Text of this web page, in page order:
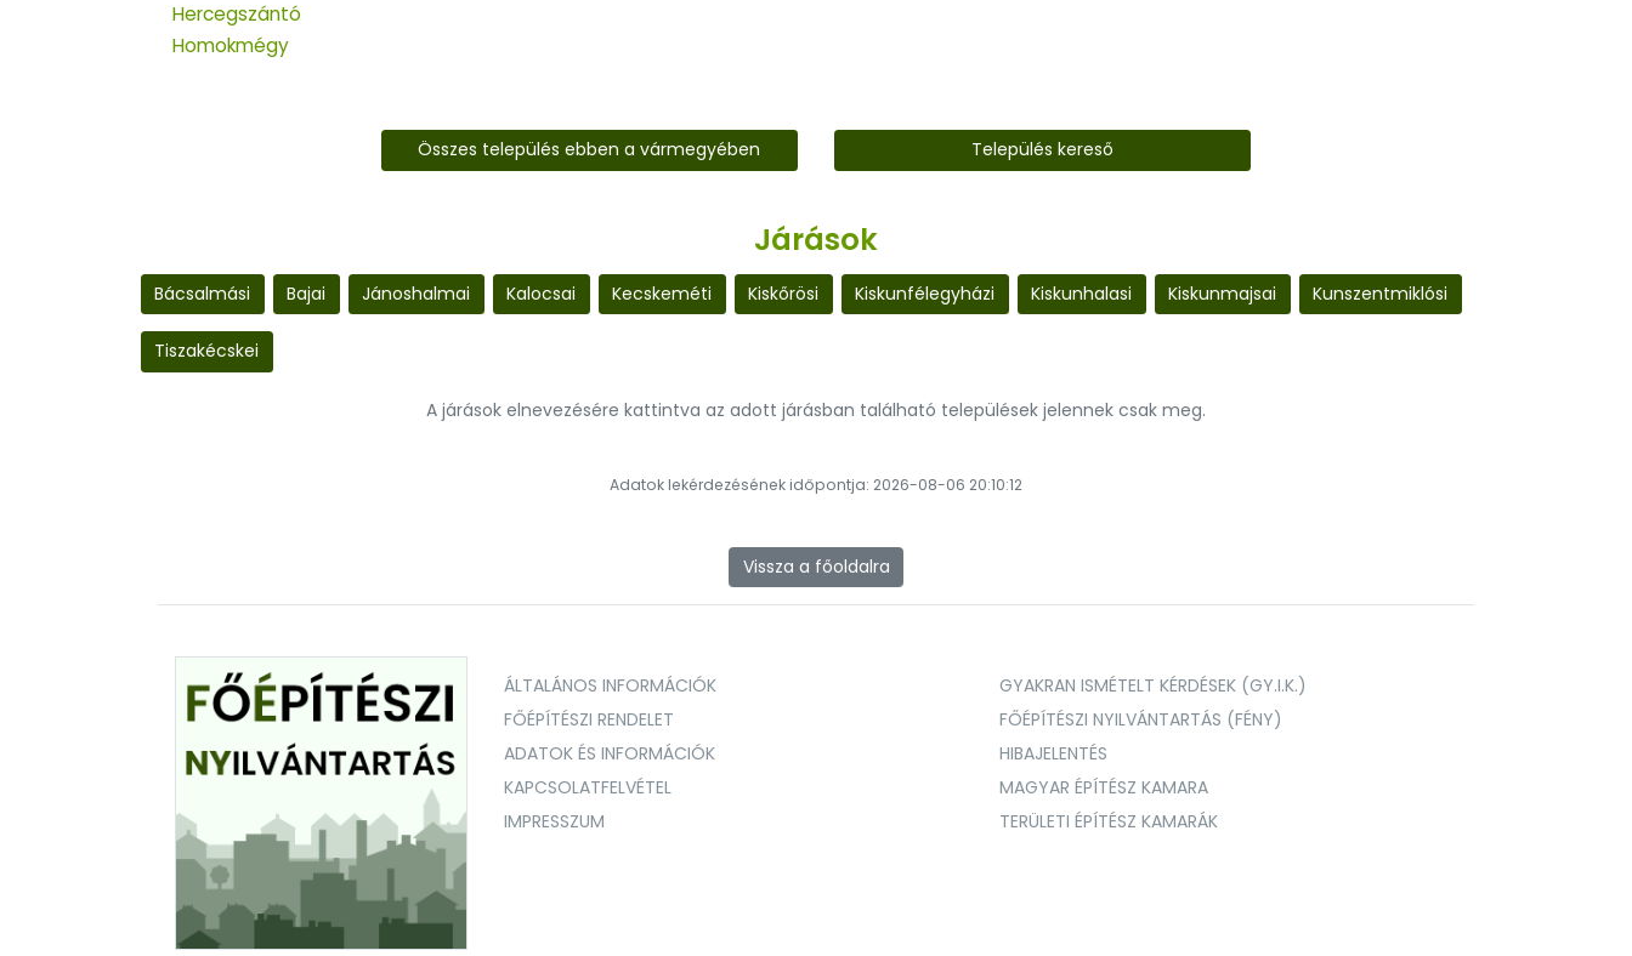
Hercegszántó
Homokmégy
Összes település ebben a vármegyében Település kereső
Járások
Bácsalmási Bajai Jánoshalmai Kalocsai Kecskeméti Kiskőrösi Kiskunfélegyházi Kiskunhalasi Kiskunmajsai Kunszentmiklósi
Tiszakécskei
A járások elnevezésére kattintva az adott járásban található települések jelennek csak meg.
Adatok lekérdezésének időpontja: 2026-08-06 20:10:12
Vissza a főoldalra
ÁLTALÁNOS INFORMÁCIÓK
GYAKRAN ISMÉTELT KÉRDÉSEK (GY.I.K.)
FŐÉPÍTÉSZI RENDELET
FŐÉPÍTÉSZI NYILVÁNTARTÁS (FÉNY)
ADATOK ÉS INFORMÁCIÓK
HIBAJELENTÉS
KAPCSOLATFELVÉTEL
MAGYAR ÉPÍTÉSZ KAMARA
IMPRESSZUM
TERÜLETI ÉPÍTÉSZ KAMARÁK